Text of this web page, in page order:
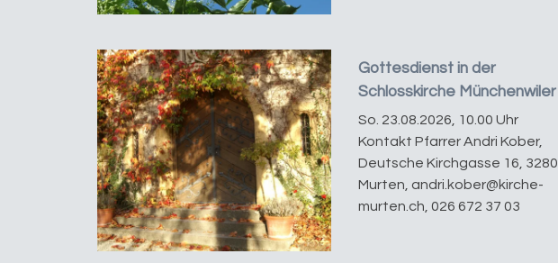
Gottesdienst in der
Schlosskirche Münchenwiler
So. 23.08.2026, 10.00 Uhr
Kontakt Pfarrer Andri Kober,
Deutsche Kirchgasse 16, 3280
Murten, andri.kober@kirche-
murten.ch, 026 672 37 03